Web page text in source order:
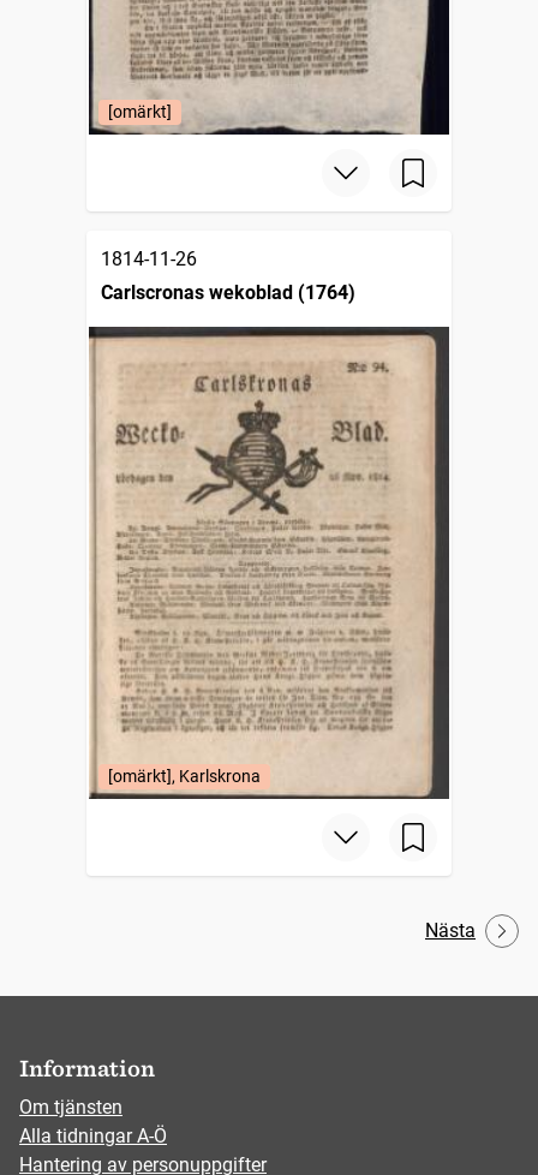
[omärkt]
1814-11-26
Carlscronas wekoblad (1764)
[omärkt], Karlskrona
Nästa
Information
Om tjänsten
Alla tidningar A-Ö
Hantering av personuppgifter